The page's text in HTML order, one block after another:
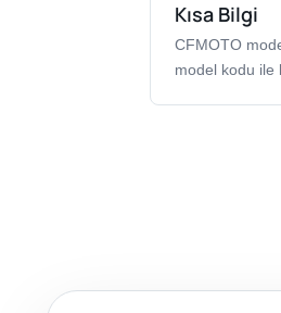
Kısa Bilgi
CFMOTO
model kodu ile